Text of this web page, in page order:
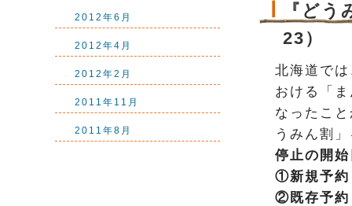
『ど
23）
北海道で
おける「
なったこ
うみん割
停止の開
①新規予約
②既存予約
2012年6月
2012年4月
2012年2月
2011年11月
2011年8月